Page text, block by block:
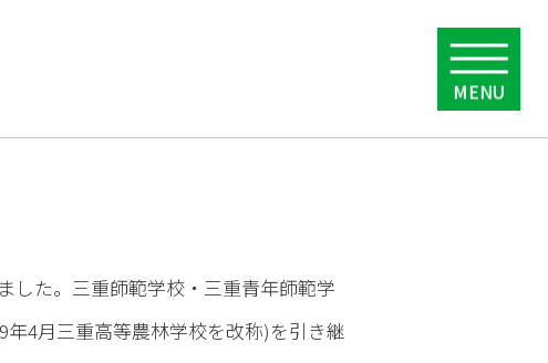
した。三重師範学校・三重青年師範学
4月三重高等農林学校を改称)を引き継